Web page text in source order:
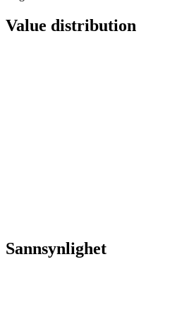
Value distribution
Sannsynlighet